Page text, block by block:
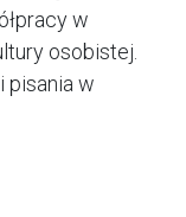
w
osobistej.
pisania w